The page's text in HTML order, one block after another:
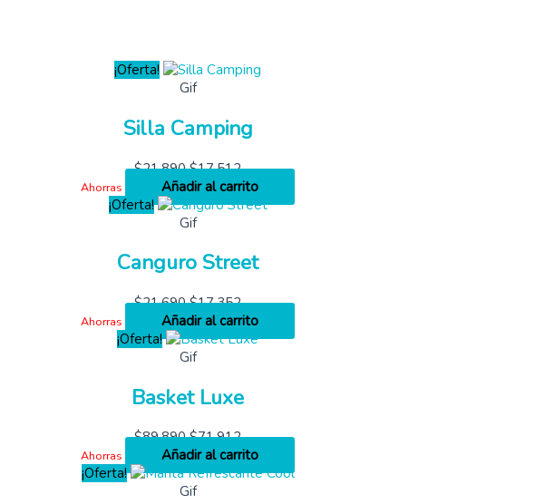
¡Oferta!
Gif
Silla Camping
$21,890 $17,512
Ahorras
Añadir al carrito
¡Oferta!
Gif
Canguro Street
$21,690 $17,352
Ahorras
Añadir al carrito
¡Oferta!
Gif
Basket Luxe
$89,890 $71,912
Ahorras
Añadir al carrito
¡Oferta!
Gif